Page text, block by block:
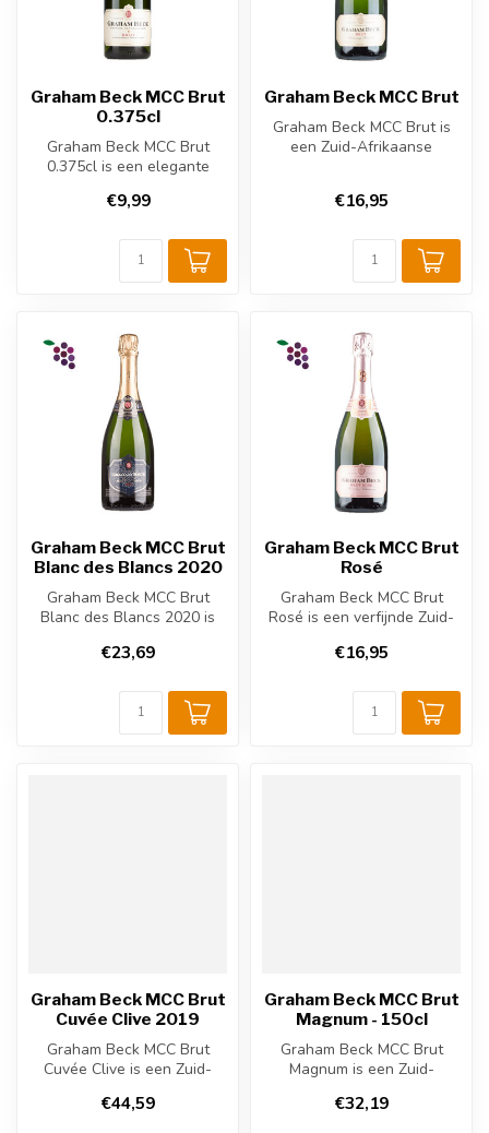
Graham Beck MCC Brut
0.375cl
Graham Beck MCC Brut
0.375cl is een elegante
mousserende wijn - ...
€9,99
Graham Beck MCC Brut
Graham Beck MCC Brut is
een Zuid-Afrikaanse
€16,95
Graham Beck MCC Brut
Blanc des Blancs 2020
Graham Beck MCC Brut
Blanc des Blancs 2020 is
Afrikaanse mouss...
€23,69
Graham Beck MCC Brut
Rosé
Graham Beck MCC Brut
Rosé is een verfijnde Zuid-
roséwijn ...
€16,95
Graham Beck MCC Brut
Cuvée Clive 2019
Graham Beck MCC Brut
Cuvée Clive is een Zuid-
wijn uit Rob...
€44,59
Graham Beck MCC Brut
Magnum - 150cl
Graham Beck MCC Brut
Magnum is een Zuid-
wijn uit Robertso...
€32,19